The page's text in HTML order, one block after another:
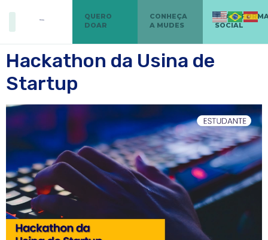
QUERO
DOAR
CONHEÇA
A MUDES
SOCIAL
Hackathon da Usina de
Startup